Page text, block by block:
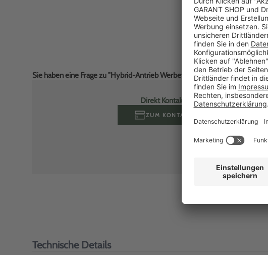
Sie haben eine Frage zu "Hybrid-Antrieb Werbetext-Folie selbstklebend,
Direkt Kontakt aufnehmen
ZUM KONTAKTFORMULAR
Technische Details